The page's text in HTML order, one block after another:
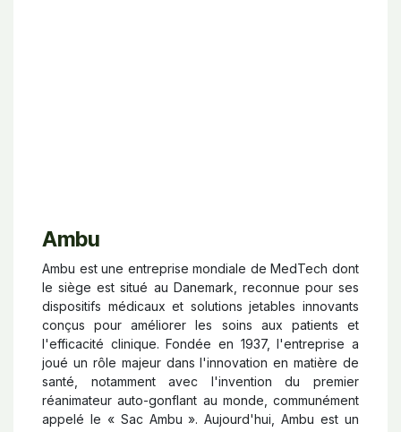
Ambu
Ambu est une entreprise mondiale de MedTech dont
le siège est situé au Danemark, reconnue pour ses
dispositifs médicaux et solutions jetables innovants
conçus pour améliorer les soins aux patients et
l'efficacité clinique. Fondée en 1937, l'entreprise a
joué un rôle majeur dans l'innovation en matière de
santé, notamment avec l'invention du premier
réanimateur auto-gonflant au monde, communément
appelé le « Sac Ambu ». Aujourd'hui, Ambu est un